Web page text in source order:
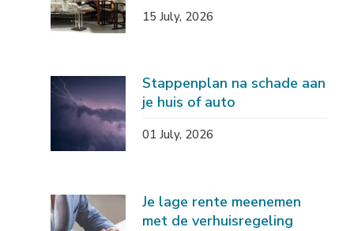
15 July, 2026
Stappenplan na schade aan
je huis of auto
01 July, 2026
Je lage rente meenemen
met de verhuisregeling